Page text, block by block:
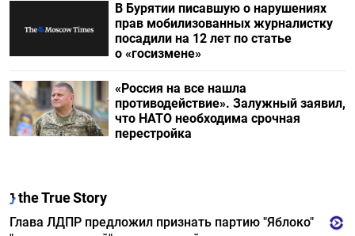
В Бурятии писавшую о нарушениях
прав мобилизованных журналистку
посадили на 12 лет по статье
о «госизмене»
«Россия на все нашла
противодействие». Залужный заявил,
что НАТО необходима срочная
перестройка